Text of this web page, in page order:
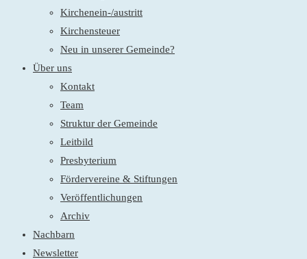
Kirchenein-/austritt
Kirchensteuer
Neu in unserer Gemeinde?
Über uns
Kontakt
Team
Struktur der Gemeinde
Leitbild
Presbyterium
Fördervereine & Stiftungen
Veröffentlichungen
Archiv
Nachbarn
Newsletter